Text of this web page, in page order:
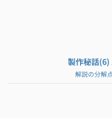
製作秘話(6)
解説の分解